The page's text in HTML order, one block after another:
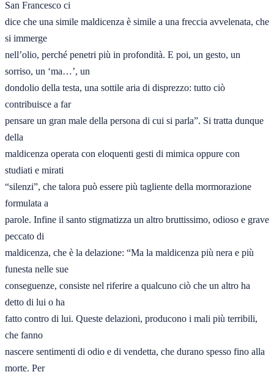
San Francesco ci
dice che una simile maldicenza è simile a una freccia avvelenata, che
si immerge
nell’olio, perché penetri più in profondità. E poi, un gesto, un
sorriso, un ‘ma…’, un
dondolio della testa, una sottile aria di disprezzo: tutto ciò
contribuisce a far
pensare un gran male della persona di cui si parla”. Si tratta dunque
della
maldicenza operata con eloquenti gesti di mimica oppure con
studiati e mirati
“silenzi”, che talora può essere più tagliente della mormorazione
formulata a
parole. Infine il santo stigmatizza un altro bruttissimo, odioso e grave
peccato di
maldicenza, che è la delazione: “Ma la maldicenza più nera e più
funesta nelle sue
conseguenze, consiste nel riferire a qualcuno ciò che un altro ha
detto di lui o ha
fatto contro di lui. Queste delazioni, producono i mali più terribili,
che fanno
nascere sentimenti di odio e di vendetta, che durano spesso fino alla
morte. Per